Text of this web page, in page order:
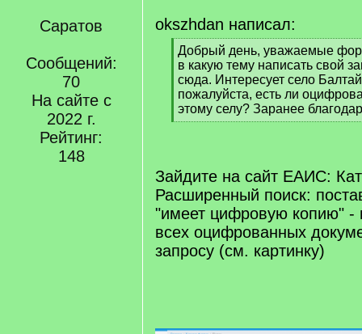
Саратов
Сообщений:
70
На сайте с
2022 г.
Рейтинг:
148
okszhdan написал:
[
q
]
Добрый день, уважаемые
в какую тему написать свой
сюда. Интересует село
пожалуйста, есть ли
этому селу? Заранее
[
]
Зайдите на сайт ЕАИС:
Расширенный поиск:
"имеет цифровую копию" -
всех оцифрованных
запросу (см. картинку)